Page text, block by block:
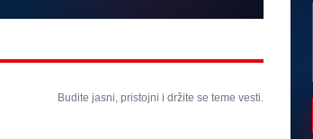
Budite jasni, pristojni i držite se teme vesti.